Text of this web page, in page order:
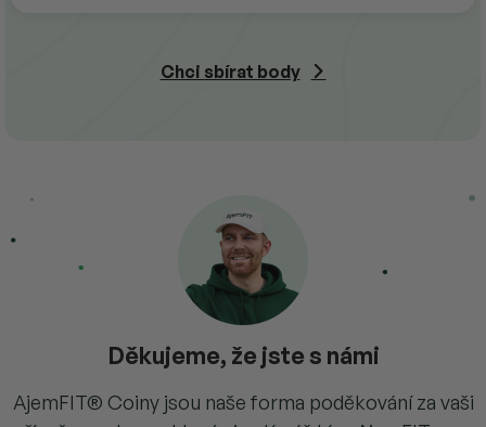
Chci sbírat body
Děkujeme, že jste s námi
AjemFIT® Coiny jsou naše forma poděkování za vaši